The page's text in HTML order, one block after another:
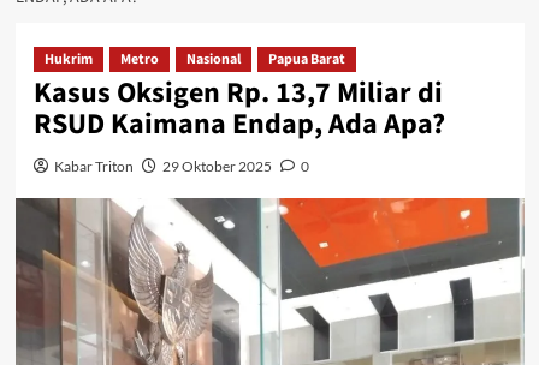
Hukrim Metro Nasional Papua Barat
Kasus Oksigen Rp. 13,7 Miliar di
RSUD Kaimana Endap, Ada Apa?
Kabar Triton 29 Oktober 2025 0